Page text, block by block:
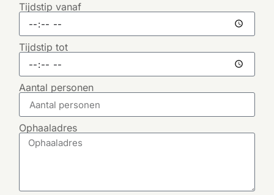
Tijdstip vanaf
Tijdstip tot
Aantal personen
Ophaaladres